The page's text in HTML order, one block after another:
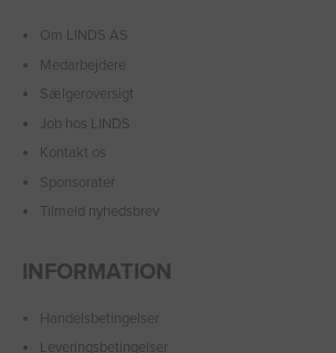
Om LINDS AS
Medarbejdere
Sælgeroversigt
Job hos LINDS
Kontakt os
Sponsorater
Tilmeld nyhedsbrev
INFORMATION
Handelsbetingelser
Leveringsbetingelser